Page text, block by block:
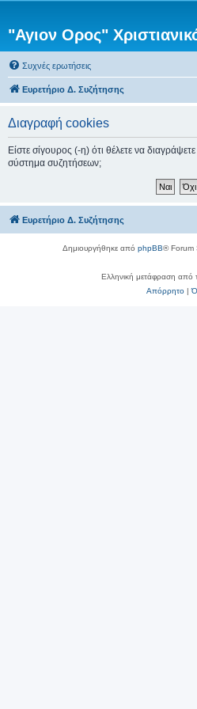
"Αγιον Ορος"
Συχνές ερωτήσεις
Ευρετήριο Δ. Συζήτησης
Διαγραφή cookies
Είστε σίγουρος (-η) ότι θέλετε να
σύστημα συζητήσεων;
Ευρετήριο Δ. Συζήτησης
Δημιουργήθηκε από phpBB® Forum
Ελληνική μετάφραση από
Απόρρητο|